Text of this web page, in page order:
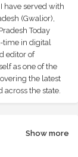
have served with
(Gwalior),
Today
in digital
editor of
as one of the
the latest
the state.
Show more